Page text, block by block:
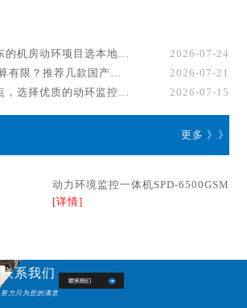
掌握三点核心，广东的机房动环项目选本地厂家事半功倍！
2026-07-24
2026年机房项目预算有限？推荐几款国产动环监控系统品牌
2026-07-21
以广东地区为切入点，选择优质的动环监控系统厂家
2026-07-15
更多 》》
动力环境监控一体机SPD-6500GSM
[详情]
联系我们
努力只为您的满意